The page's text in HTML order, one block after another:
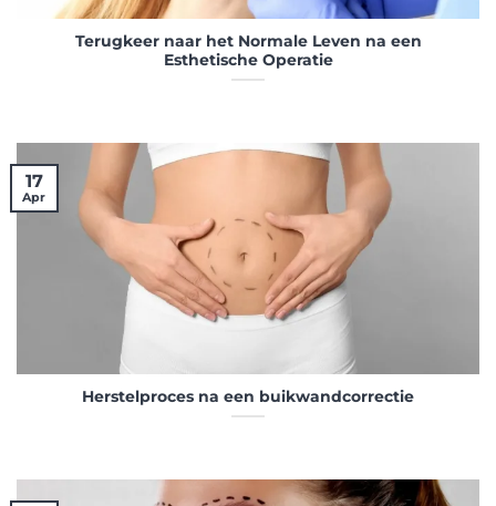
Terugkeer naar het Normale Leven na een
Esthetische Operatie
Herstelproces na een buikwandcorrectie
17
Apr